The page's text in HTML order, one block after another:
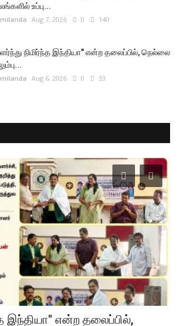
உப்பு...
Aug 7, 2026 0 140
நிமிர்ந்த இந்தியா" என்ற தலைப்பில், நெல்லை
Aug 6, 2026 0 33
இந்தியா" என்ற தலைப்பில்,